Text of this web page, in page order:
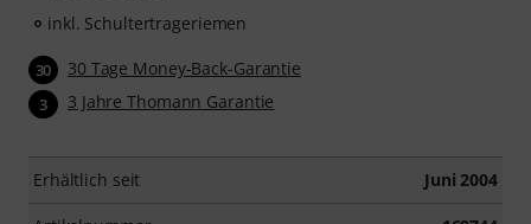
inkl. Schultertrageriemen
30 30 Tage Money-Back-Garantie
3 3 Jahre Thomann Garantie
Erhältlich seit Juni 2004